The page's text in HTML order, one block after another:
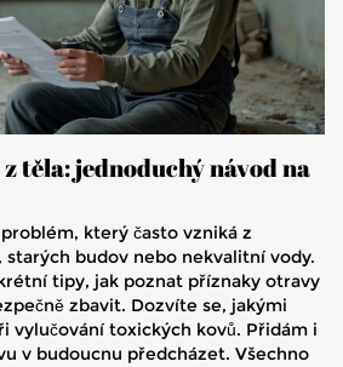
těla: jednoduchý návod na
který často vzniká z
budov nebo nekvalitní vody.
tipy, jak poznat příznaky otravy
zbavit. Dozvíte se, jakými
vylučování toxických kovů. Přidám i
v budoucnu předcházet. Všechno